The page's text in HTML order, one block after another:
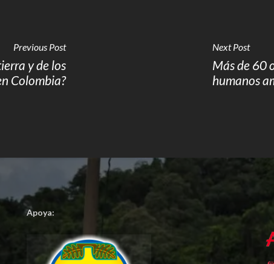
Previous Post
y de los
Colombia?
Next Post
Más de 60
humanos
Apoya: